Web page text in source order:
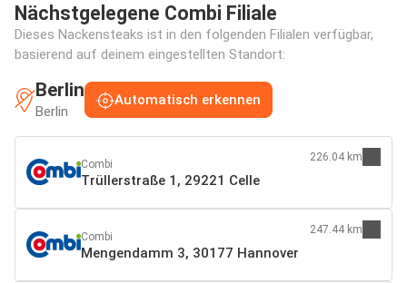
Nächstgelegene Combi Filiale
Dieses Nackensteaks ist in den folgenden Filialen verfügbar,
basierend auf deinem eingestellten Standort:
Berlin
Berlin
Automatisch erkennen
Combi
Trüllerstraße 1, 29221 Celle
226.04 km
Combi
Mengendamm 3, 30177 Hannover
247.44 km